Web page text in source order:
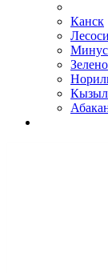
Канск
Кызыл